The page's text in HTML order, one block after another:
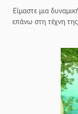
Είμαστε μια
επάνω στη τέχνη της